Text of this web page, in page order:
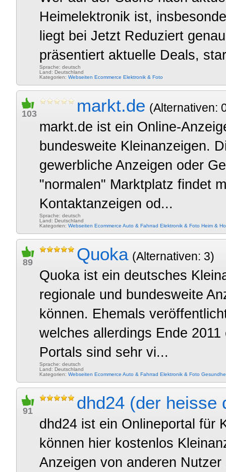
Heimelektronik ist,
liegt bei Jetzt Reduziert
präsentiert aktuelle Deals,
Sprache: deutsch
Land: Deutschland
Kategorien: Webseiten Ecommerce Elektronik & Foto
103 markt.de (Alternativen:
markt.de ist ein Online-
bundesweite Kleinanzeigen.
gewerbliche Anzeigen oder
"normalen" Marktplatz findet
Kontaktanzeigen od...
Sprache: deutsch
Land: Deutschland
Kategorien: Webseiten Ecommerce Auto & Fahrrad Elektronik & Foto Heim &
89 Quoka (Alternativen: 3)
Quoka ist ein deutsches
regionale und bundesweite
können. Ehemals
welches allerdings Ende
Portals sind sehr vi...
Sprache: deutsch
Land: Deutschland
Kategorien: Webseiten Ecommerce Auto & Fahrrad Elektronik & Foto
91 dhd24 (der heisse
dhd24 ist ein Onlineportal für
können hier kostenlos
Anzeigen von anderen